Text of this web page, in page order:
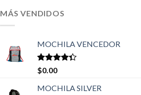
MÁS VENDIDOS
MOCHILA VENCEDOR
Valorado
en
de 5
$0.00
MOCHILA SILVER